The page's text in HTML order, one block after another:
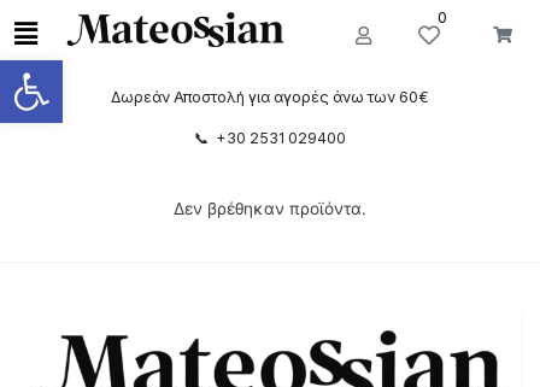
Ανοίξτε τη γραμμή εργαλείων
0
Δωρεάν Αποστολή για αγορές άνω των 60€
📞 +30 2531 029400
Δεν βρέθηκαν προϊόντα.